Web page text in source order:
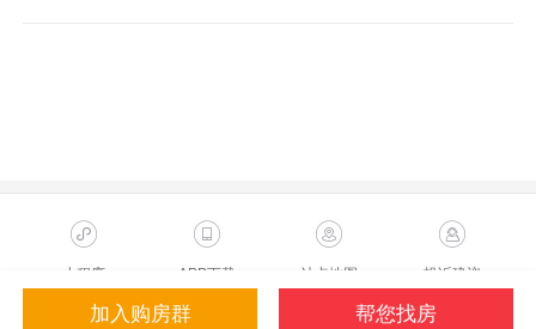
加入购房群 帮您找房
小程序 APP下载 站点地图 投诉建议